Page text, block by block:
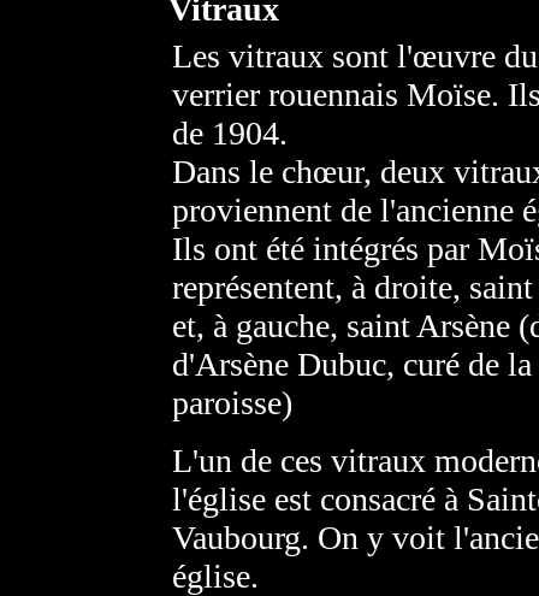
Vitraux
Les vitraux sont l'œuvre
verrier rouennais Moïse.
de 1904.
Dans le chœur, deux
proviennent de l'ancienne
Ils ont été intégrés par
représentent, à droite,
et, à gauche, saint Arsène
d'Arsène Dubuc, curé de la
paroisse)
L'un de ces vitraux
l'église est consacré à
Vaubourg. On y voit
église.